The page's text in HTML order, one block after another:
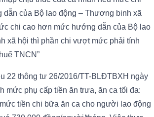
của Bộ lao động – Thương binh xã
chi cao hơn mức hướng dẫn của Bộ lao
xã hội thì phần chi vượt mức phải tính
TNCN”
22 thông tư 26/2016/TT-BLĐTBXH ngày
mức phụ cấp tiền ăn trưa, ăn ca tối đa:
tiền chi bữa ăn ca cho người lao động